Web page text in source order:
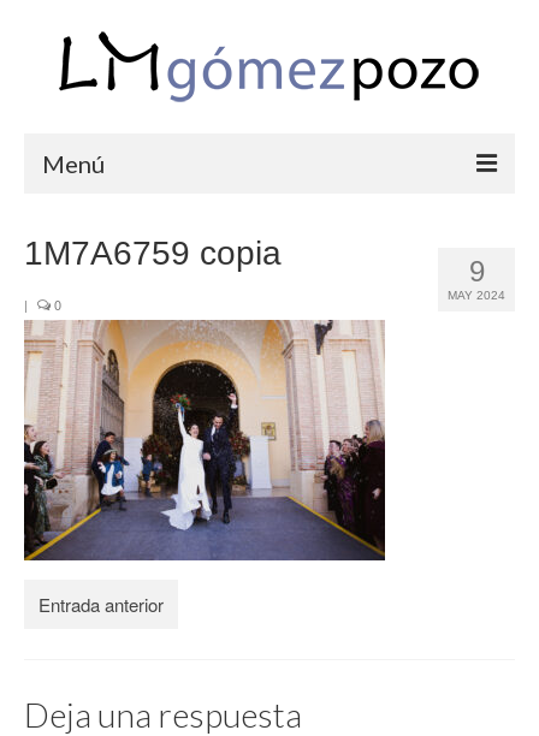
Menú
COMUNIONES
CORPORATIVAS
SEMANA SANTA
BLOG
SOBRE LM
9
MAY 2024
1M7A6759 copia
| 0
Entrada anterior
Deja una respuesta